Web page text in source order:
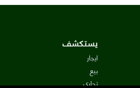
يستكشف
ايجار
بيع
تجاري